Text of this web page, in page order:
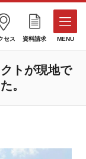
セス 資料請求 MENU
トが現地で
。